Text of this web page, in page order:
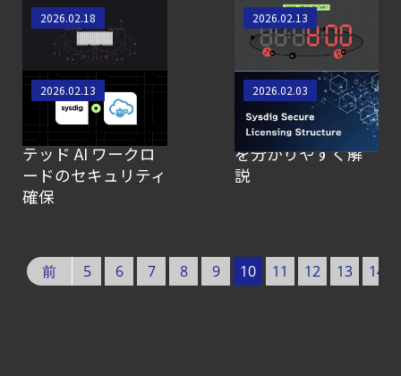
年に脅威の状況を根本から変えた
JADEPUFFER
の進化：
モデルの破壊を目的としたランサムウェアを
【ブログ】
rootless コンテナ
の実行方法
2026.02.18
AIを悪用したクラウ
ド侵入、8分で管理
者アクセスに到達
2026.02.13
Oracle Kubernetes
Engine における
GPU アクセラレー
テッド AI ワークロ
ードのセキュリティ
確保
2026.02.13
今のSysdig Secure
はどう選ぶ？現在
のライセンス体系
を分かりやすく解
説
2026.02.03
前
5 6 7 8 9 10 11 12 13 14